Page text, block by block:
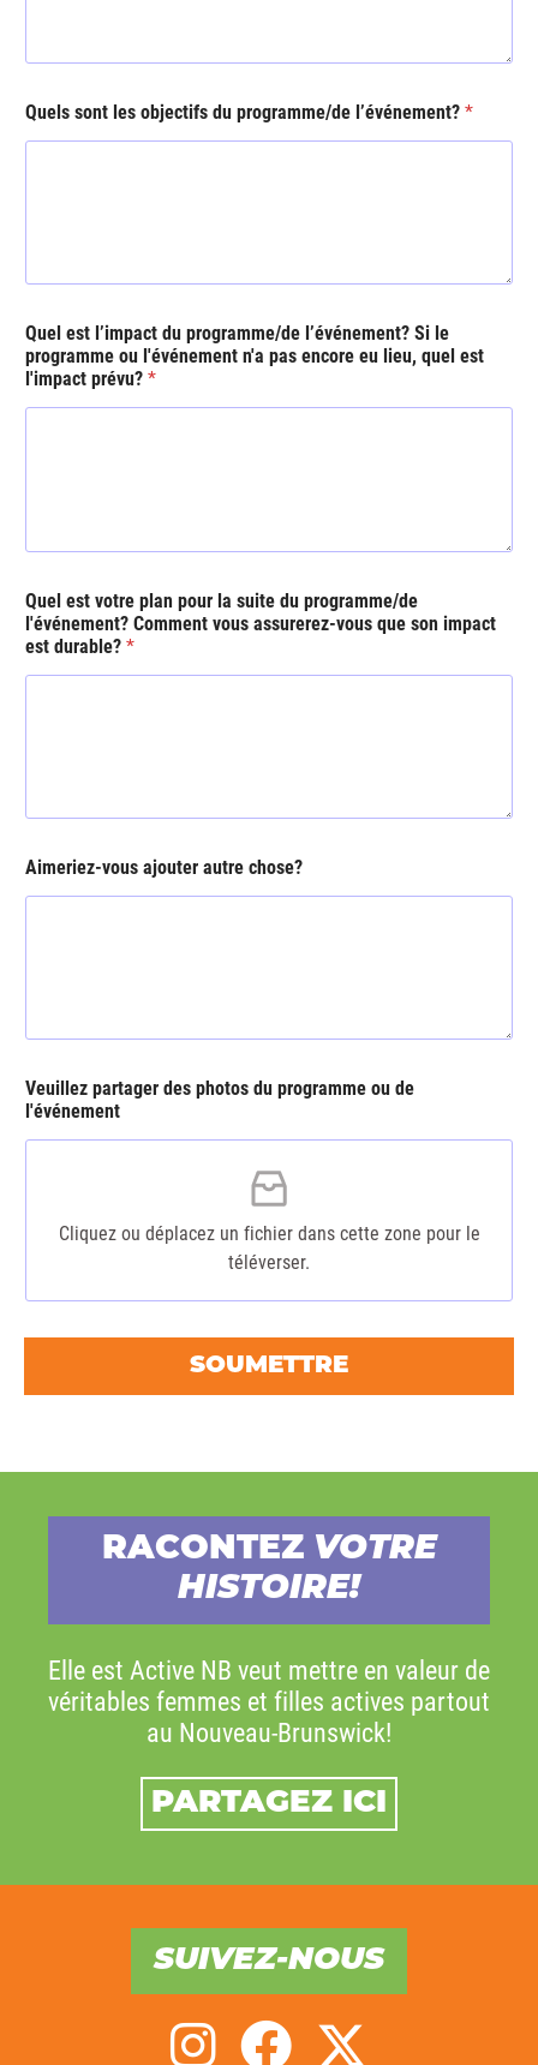
Quels sont les objectifs du programme/de l’événement?*
Quel est l’impact du programme/de l’événement? Si le
programme ou l'événement n'a pas encore eu lieu, quel est
l'impact prévu?*
Quel est votre plan pour la suite du programme/de
l'événement? Comment vous assurerez-vous que son impact
est durable?*
Aimeriez-vous ajouter autre chose?
Veuillez partager des photos du programme ou de
l'événement
Cliquez ou déplacez un fichier dans cette zone pour le
téléverser.
SOUMETTRE
RACONTEZ VOTRE
HISTOIRE!
Elle est Active NB veut mettre en valeur de
véritables femmes et filles actives partout
au Nouveau-Brunswick!
PARTAGEZ ICI
SUIVEZ-NOUS